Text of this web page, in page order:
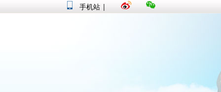
手机站 |